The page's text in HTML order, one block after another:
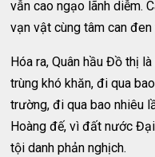
vẫn cao ngạo lãnh diễm.
vạn vật cùng tâm can
Hóa ra, Quân hầu Đồ thị
trùng khó khăn, đi qua
trường, đi qua bao nhiêu
Hoàng đế, vì đất nước
tội danh phản nghịch.